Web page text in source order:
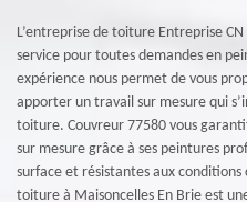
L’entreprise de toiture Entreprise
service pour toutes demandes en
expérience nous permet de vous
apporter un travail sur mesure qui
toiture. Couvreur 77580 vous
sur mesure grâce à ses peintures
surface et résistantes aux conditions
toiture à Maisoncelles En Brie est